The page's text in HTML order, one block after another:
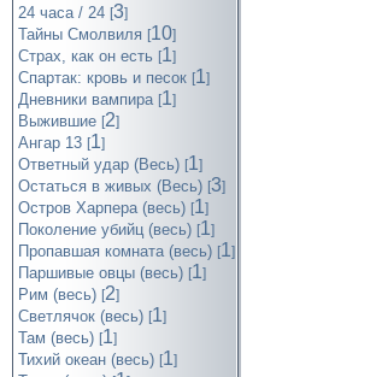
24 часа / 24 [3]
Тайны Смолвиля [10]
Страх, как он есть [1]
Спартак: кровь и песок [1]
Дневники вампира [1]
Выжившие [2]
Ангар 13 [1]
Ответный удар (Весь) [1]
Остаться в живых (Весь) [3]
Остров Харпера (весь) [1]
Поколение убийц (весь) [1]
Пропавшая комната (весь) [1]
Паршивые овцы (весь) [1]
Рим (весь) [2]
Светлячок (весь) [1]
Там (весь) [1]
Тихий океан (весь) [1]